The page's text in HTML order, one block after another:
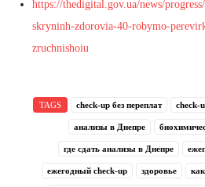
https://thedigital.gov.ua/news/
skryninh-zdorovia-40-robymo-
zruchnishoiu
TAGS check-up без переплат check-
анализы в Днепре
где сдать анализы в Днепре
ежегодный check-up здоровье